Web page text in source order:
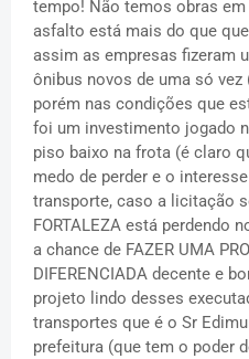
tempo! Não temos obras
asfalto está mais do que
assim as empresas fizeram
ônibus novos de uma só
porém nas condições que
foi um investimento jogado
piso baixo na frota (é claro
medo de perder e o
transporte, caso a licitação
FORTALEZA está perdendo
a chance de FAZER UMA
DIFERENCIADA decente e
projeto lindo desses
transportes que é o Sr
prefeitura (que tem o poder